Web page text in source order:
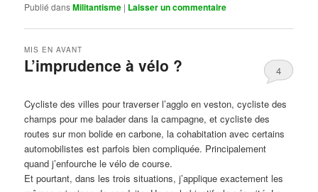
Publié dansMilitantisme | Laisser un commentaire
L’imprudence à vélo ?
MIS EN AVANT
4
Cycliste des villes pour traverser l’agglo en veston, cycliste des
champs pour me balader dans la campagne, et cycliste des
routes sur mon bolide en carbone, la cohabitation avec certains
automobilistes est parfois bien compliquée. Principalement
quand j’enfourche le vélo de course.
Et pourtant, dans les trois situations, j’applique exactement les